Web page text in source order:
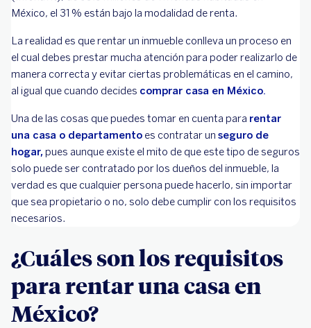
Estado de la vivienda
Seguridad
Accesibilidad y transporte
Políticas del arrendador
México, el 31 % están bajo la modalidad de renta.
La realidad es que rentar un inmueble conlleva un proceso en
el cual debes prestar mucha atención para poder realizarlo de
manera correcta y evitar ciertas problemáticas en el camino,
al igual que cuando decides comprar casa en México.
Una de las cosas que puedes tomar en cuenta para rentar
una casa o departamento es contratar un seguro de
hogar,pues aunque existe el mito de que este tipo de seguros
solo puede ser contratado por los dueños del inmueble, la
verdad es que cualquier persona puede hacerlo, sin importar
que sea propietario o no, solo debe cumplir con los requisitos
necesarios.
¿Cuáles son los requisitos
para rentar una casa en
México?